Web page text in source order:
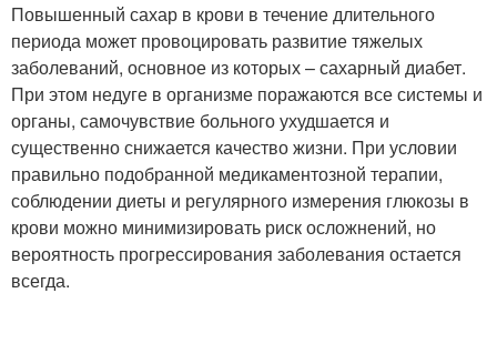
Повышенный сахар в крови в течение длительного
периода может провоцировать развитие тяжелых
заболеваний, основное из которых – сахарный диабет.
При этом недуге в организме поражаются все системы и
органы, самочувствие больного ухудшается и
существенно снижается качество жизни. При условии
правильно подобранной медикаментозной терапии,
соблюдении диеты и регулярного измерения глюкозы в
крови можно минимизировать риск осложнений, но
вероятность прогрессирования заболевания остается
всегда.